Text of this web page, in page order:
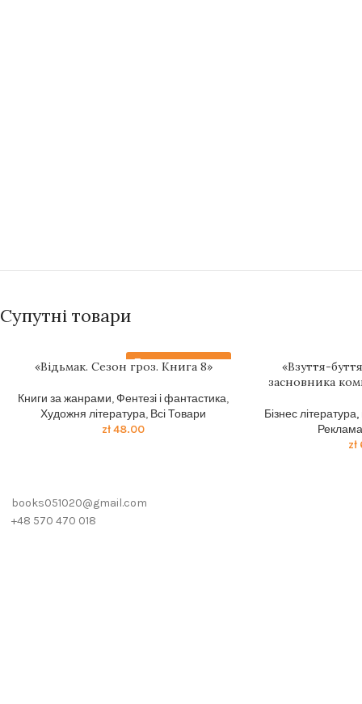
Супутні товари
Передзамовлення
«Відьмак. Сезон гроз. Книга 8»
Книги за жанрами,Фентезі і фантастика,
Художня література, Всі Товари
zł48.00
«Взуття-
засновника
Бізнес
Реклама
zł
books051020@gmail.com
+48 570 470 018